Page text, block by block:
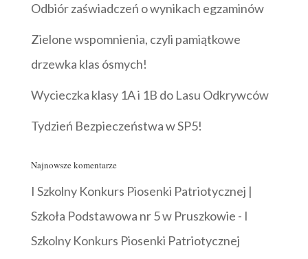
Odbiór zaświadczeń o wynikach egzaminów
Zielone wspomnienia, czyli pamiątkowe
drzewka klas ósmych!
Wycieczka klasy 1A i 1B do Lasu Odkrywców
Tydzień Bezpieczeństwa w SP5!
Najnowsze komentarze
I Szkolny Konkurs Piosenki Patriotycznej |
Szkoła Podstawowa nr 5 w Pruszkowie - I
Szkolny Konkurs Piosenki Patriotycznej